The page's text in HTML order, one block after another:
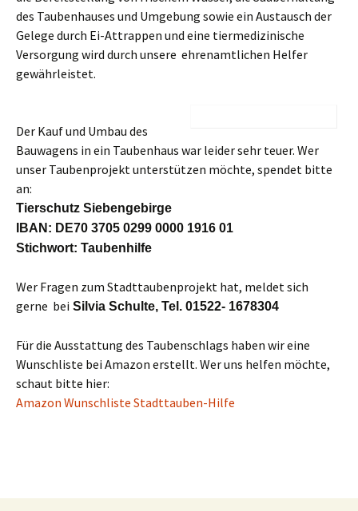
des Taubenhauses und Umgebung sowie ein Austausch der
Gelege durch Ei-Attrappen und eine tiermedizinische
Versorgung wird durch unsere ehrenamtlichen Helfer
gewährleistet.
Der Kauf und Umbau des
Bauwagens in ein Taubenhaus war leider sehr teuer. Wer
unser Taubenprojekt unterstützen möchte, spendet bitte
an:
Tierschutz Siebengebirge
IBAN: DE70 3705 0299 0000 1916 01
Stichwort: Taubenhilfe
Wer Fragen zum Stadttaubenprojekt hat, meldet sich
gerne bei Silvia Schulte, Tel. 01522- 1678304
Für die Ausstattung des Taubenschlags haben wir eine
Wunschliste bei Amazon erstellt. Wer uns helfen möchte,
schaut bitte hier:
Amazon Wunschliste Stadttauben-Hilfe